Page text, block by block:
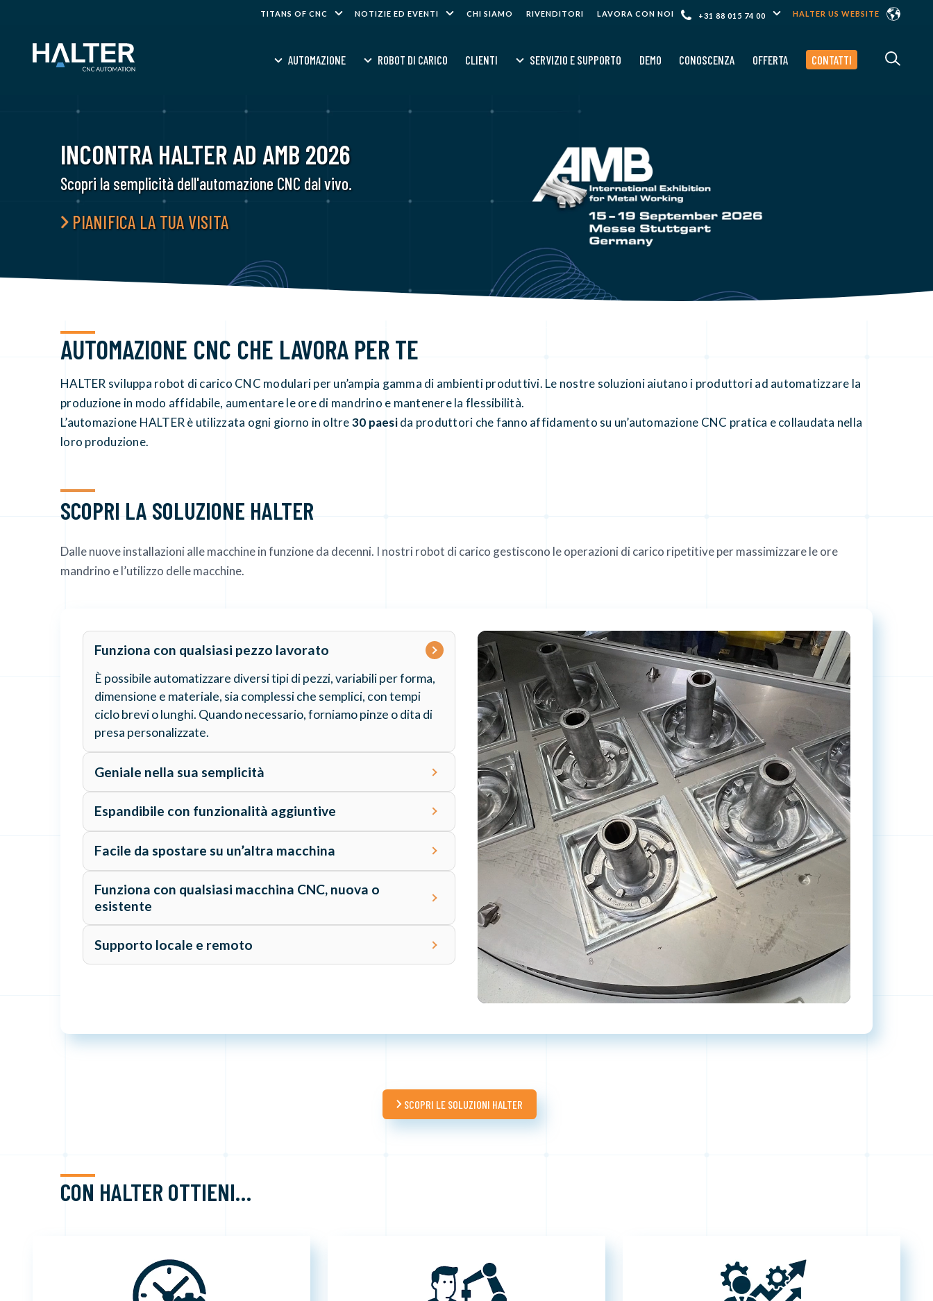
TITANS OF CNC NOTIZIE ED EVENTI CHI SIAMO RIVENDITORI LAVORA CON NOI +31 88 015 74 00 HALTER US WEBSITE
AUTOMAZIONE ROBOT DI CARICO CLIENTI SERVIZIO E SUPPORTO DEMO CONOSCENZA OFFERTA CONTATTI
INCONTRA HALTER AD AMB 2026
Scopri la semplicità dell'automazione CNC dal vivo.
PIANIFICA LA TUA VISITA
AUTOMAZIONE CNC CHE LAVORA PER TE
HALTER sviluppa robot di carico CNC modulari per un’ampia gamma di ambienti produttivi. Le nostre soluzioni aiutano i produttori ad automatizzare la
produzione in modo affidabile, aumentare le ore di mandrino e mantenere la flessibilità.
L’automazione HALTER è utilizzata ogni giorno in oltre30 paesida produttori che fanno affidamento su un’automazione CNC pratica e collaudata nella
loro produzione.
SCOPRI LA SOLUZIONE HALTER
Dalle nuove installazioni alle macchine in funzione da decenni. I nostri robot di carico gestiscono le operazioni di carico ripetitive per massimizzare le ore
mandrino e l’utilizzo delle macchine.
Funziona con qualsiasi pezzo lavorato
È possibile automatizzare diversi tipi di pezzi, variabili per forma,
dimensione e materiale, sia complessi che semplici, con tempi
ciclo brevi o lunghi. Quando necessario, forniamo pinze o dita di
presa personalizzate.
Geniale nella sua semplicità
Espandibile con funzionalità aggiuntive
Facile da spostare su un’altra macchina
Funziona con qualsiasi macchina CNC, nuova o
esistente
qualsiasi macchina CNC presente sul mercato — anche modelli
meno recenti.
Supporto locale e remoto
SCOPRI LE SOLUZIONI HALTER
CON HALTER OTTIENI…